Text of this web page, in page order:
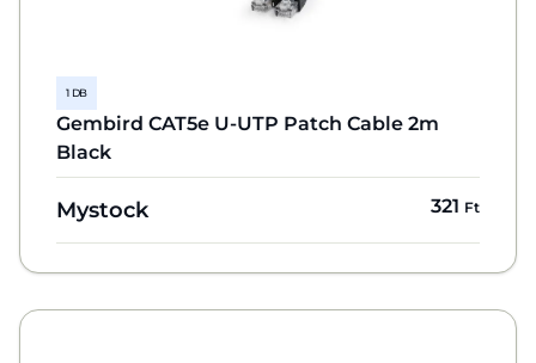
1 DB
Gembird CAT5e U-UTP Patch Cable 2m
Black
Mystock 321 Ft